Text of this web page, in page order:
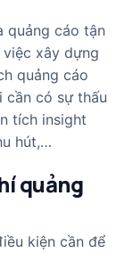
quảng cáo tận
xây dựng
quảng cáo
cần có sự thấu
tích insight
hút,…
quảng
kiện cần để